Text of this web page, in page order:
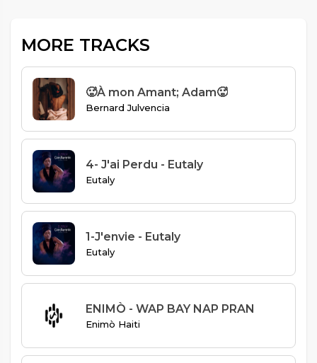
MORE TRACKS
🥵À mon Amant; Adam🥵
Bernard Julvencia
4- J'ai Perdu - Eutaly
Eutaly
1-J'envie - Eutaly
Eutaly
ENIMÒ - WAP BAY NAP PRAN
Enimò Haiti